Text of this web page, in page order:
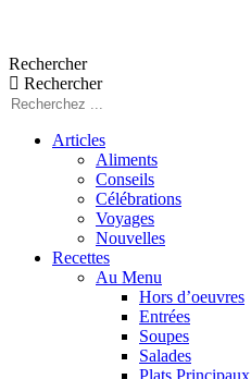
contenu
Rechercher
Rechercher
Articles
Aliments
Conseils
Célébrations
Voyages
Nouvelles
Recettes
Au Menu
Hors d’oeuvres
Entrées
Soupes
Salades
Plats Principaux